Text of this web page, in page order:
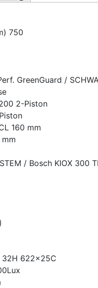
750
GreenGuard /
2-Piston
160 mm
mm
/ Bosch KIOX 300
32H 622x25C